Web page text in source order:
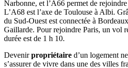
Narbonne, et l’A66 permet de
L’A68 est l’axe de Toulouse à Albi.
du Sud-Ouest est connectée à
Gaillarde. Pour rejoindre Paris, un vol
durée est de 1 h 10.
Devenirpropriétaire d’un logement
s’assurer de vivre dans une des villes